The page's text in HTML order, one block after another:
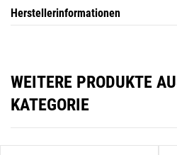
Herstellerinformationen
WEITERE PRODUKTE
KATEGORIE